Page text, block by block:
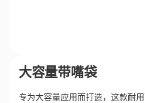
大容量带嘴袋
专为大容量应用而打造，这款耐